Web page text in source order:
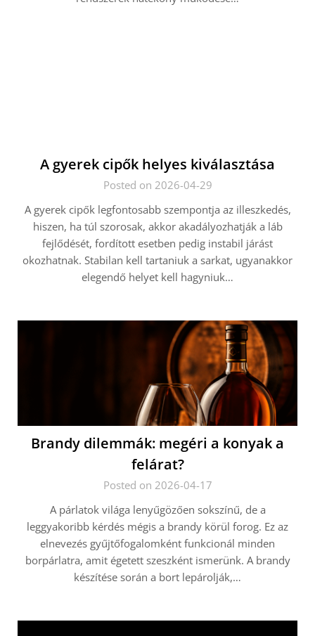
A gyerek cipők helyes kiválasztása
Posted on 2026-04-29
A gyerek cipők legfontosabb szempontja az illeszkedés,
hiszen, ha túl szorosak, akkor akadályozhatják a láb
fejlődését, fordított esetben pedig instabil járást
okozhatnak. Stabilan kell tartaniuk a sarkat, ugyanakkor
elegendő helyet kell hagyniuk…
Brandy dilemmák: megéri a konyak a
felárat?
Posted on 2026-04-17
A párlatok világa lenyűgözően sokszínű, de a
leggyakoribb kérdés mégis a brandy körül forog. Ez az
elnevezés gyűjtőfogalomként funkcionál minden
borpárlatra, amit égetett szeszként ismerünk. A brandy
készítése során a bort lepárolják,…